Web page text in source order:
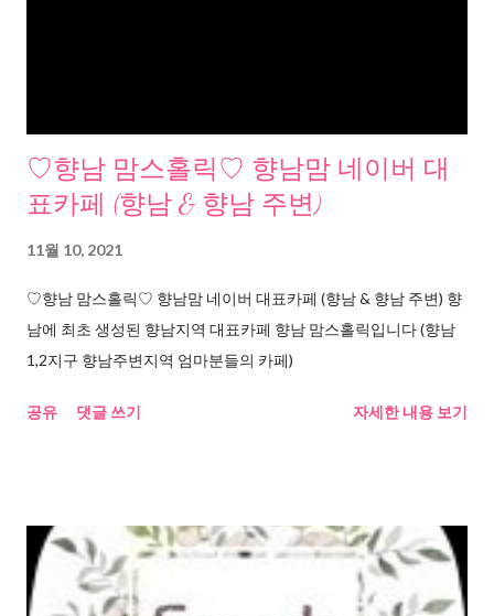
♡향남 맘스홀릭♡ 향남맘 네이버 대
표카페 (향남 & 향남 주변)
11월 10, 2021
♡향남 맘스홀릭♡ 향남맘 네이버 대표카페 (향남 & 향남 주변) 향
남에 최초 생성된 향남지역 대표카페 향남 맘스홀릭입니다 (향남
1,2지구 향남주변지역 엄마분들의 카페)
공유 댓글 쓰기 자세한 내용 보기